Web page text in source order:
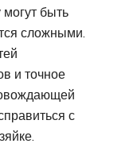
быть
сложными.
и точное
с